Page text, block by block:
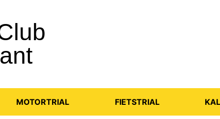
MOTORTRIAL FIETSTRIAL